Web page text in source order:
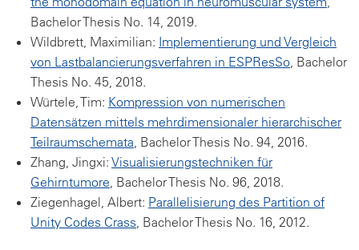
Bachelor Thesis No. 14, 2019.
Wildbrett, Maximilian: Implementierung und Vergleich
von Lastbalancierungsverfahren in ESPResSo, Bachelor
Thesis No. 45, 2018.
Würtele, Tim: Kompression von numerischen
Datensätzen mittels mehrdimensionaler hierarchischer
Teilraumschemata, Bachelor Thesis No. 94, 2016.
Zhang, Jingxi: Visualisierungstechniken für
Gehirntumore, Bachelor Thesis No. 96, 2018.
Ziegenhagel, Albert: Parallelisierung des Partition of
Unity Codes Crass, Bachelor Thesis No. 16, 2012.